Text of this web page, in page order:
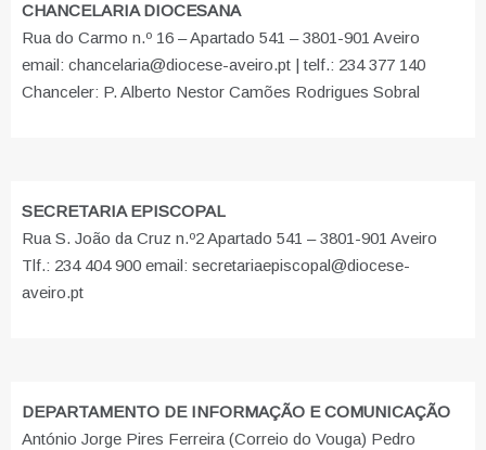
CHANCELARIA DIOCESANA
Rua do Carmo n.º 16 – Apartado 541 – 3801-901 Aveiro
email: chancelaria@diocese-aveiro.pt | telf.: 234 377 140
Chanceler: P. Alberto Nestor Camões Rodrigues Sobral
SECRETARIA EPISCOPAL
Rua S. João da Cruz n.º2 Apartado 541 – 3801-901 Aveiro
Tlf.: 234 404 900 email: secretariaepiscopal@diocese-
aveiro.pt
DEPARTAMENTO DE INFORMAÇÃO E COMUNICAÇÃO
António Jorge Pires Ferreira (Correio do Vouga) Pedro